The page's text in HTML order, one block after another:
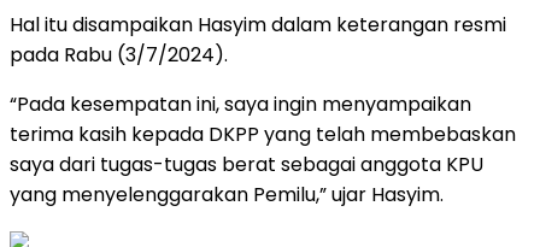
Hal itu disampaikan Hasyim dalam keterangan resmi
pada Rabu (3/7/2024).
“Pada kesempatan ini, saya ingin menyampaikan
terima kasih kepada DKPP yang telah membebaskan
saya dari tugas-tugas berat sebagai anggota KPU
yang menyelenggarakan Pemilu,” ujar Hasyim.